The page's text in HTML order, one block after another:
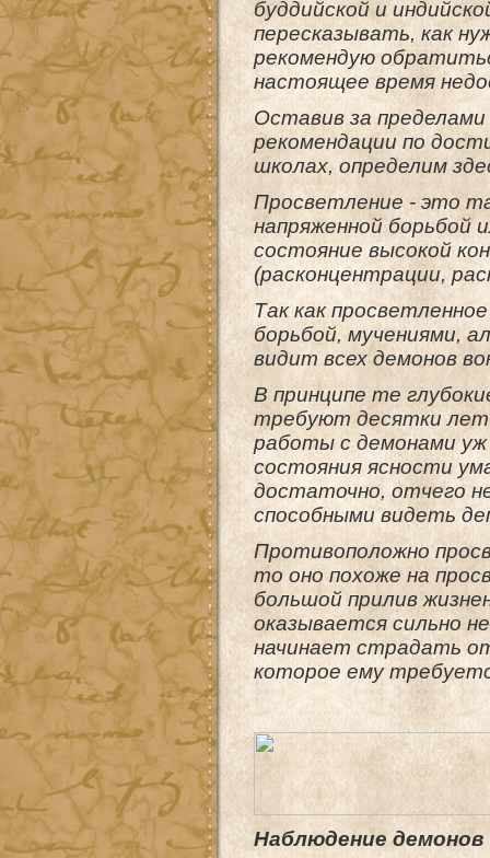
буддийской и
пересказывать, как
рекомендую
настоящее время
Оставив за
рекомендации по
школах, определим
Просветление - это
напряженной
состояние высокой
(расконцентрации,
Так как
борьбой, мучениями,
видит всех демонов
В принципе те
требуют десятки лет
работы с демонами уж
состояния ясности
достаточно, отчего
способными видеть
Противоположно
то оно похоже на
большой прилив
оказывается сильно
начинает страдать
которое ему
Наблюдение демонов